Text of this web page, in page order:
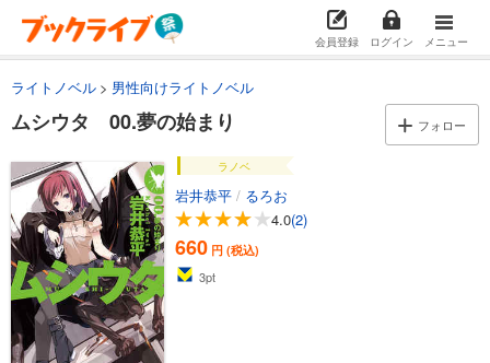
会員登録 ログイン メニュー
ライトノベル 男性向けライトノベル
ムシウタ 00.夢の始まり フォロー
ラノベ
岩井恭平 / るろお
4.0(2)
660 円 (税込)
3pt